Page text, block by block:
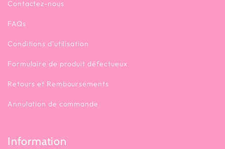
Contactez-nous
FAQs
Conditions d'utilisation
Formulaire de produit défectueux
Retours et Remboursements
Annulation de commande
Information